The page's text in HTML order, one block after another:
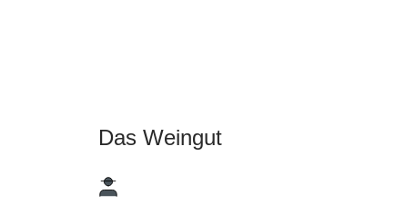
Das Weingut